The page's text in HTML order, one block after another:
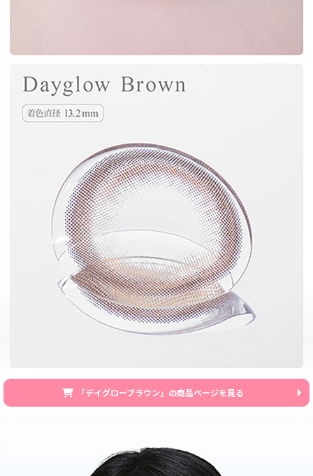
「デイグローブラウン」の商品ページを見る